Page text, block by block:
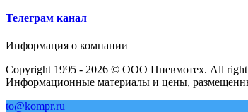
Телеграм канал
Информация о компании
Copyright 1995 - 2026 © ООО Пневмотех. All right
Информационные материалы и цены,
to@kompr.ru